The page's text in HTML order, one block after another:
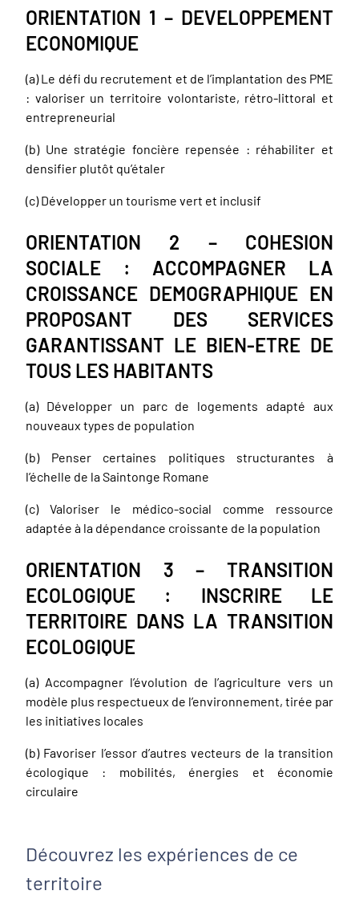
ORIENTATION 1 – DEVELOPPEMENT
ECONOMIQUE
(a) Le défi du recrutement et de l’implantation des PME
: valoriser un territoire volontariste, rétro-littoral et
entrepreneurial
(b) Une stratégie foncière repensée : réhabiliter et
densifier plutôt qu’étaler
(c) Développer un tourisme vert et inclusif
ORIENTATION 2 – COHESION
SOCIALE : ACCOMPAGNER LA
CROISSANCE DEMOGRAPHIQUE EN
PROPOSANT DES SERVICES
GARANTISSANT LE BIEN-ETRE DE
TOUS LES HABITANTS
(a) Développer un parc de logements adapté aux
nouveaux types de population
(b) Penser certaines politiques structurantes à
l’échelle de la Saintonge Romane
(c) Valoriser le médico-social comme ressource
adaptée à la dépendance croissante de la population
ORIENTATION 3 – TRANSITION
ECOLOGIQUE : INSCRIRE LE
TERRITOIRE DANS LA TRANSITION
ECOLOGIQUE
(a) Accompagner l’évolution de l’agriculture vers un
modèle plus respectueux de l’environnement, tirée par
les initiatives locales
(b) Favoriser l’essor d’autres vecteurs de la transition
écologique : mobilités, énergies et économie
circulaire
Découvrez les expériences de ce
territoire